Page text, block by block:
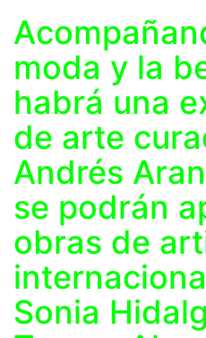
moda y la
habrá una
de arte
Andrés
se podrán
obras de
Sonia